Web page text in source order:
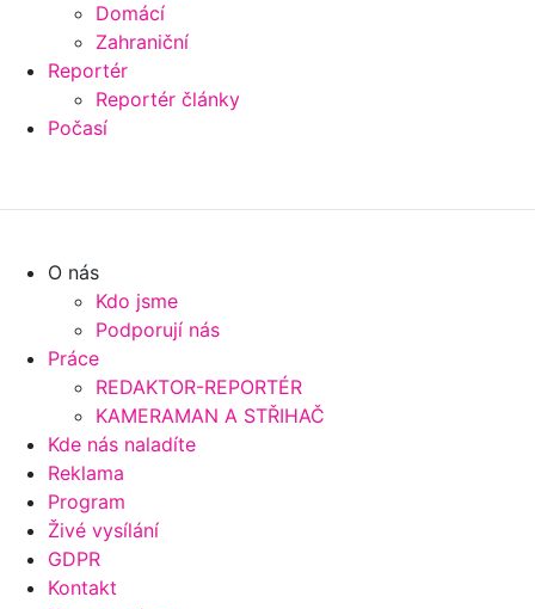
Domácí
Zahraniční
Reportér
Reportér články
Počasí
O nás
Kdo jsme
Podporují nás
Práce
REDAKTOR-REPORTÉR
KAMERAMAN A STŘIHAČ
Kde nás naladíte
Reklama
Program
Živé vysílání
GDPR
Kontakt